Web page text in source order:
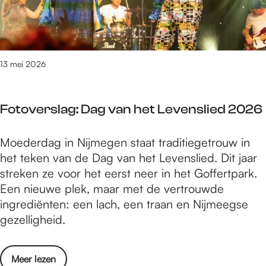
6
r
d
e
s
t
a
t
n
t
i
j
d
e
s
s
t
r
o
t
o
o
r
d
e
s
r
Fotoverslag: Dag van het Levenslied 2026
13 mei 2026
F
o
t
o
v
e
s
Moederdag in Nijmegen staat traditiegetrouw in
het teken van de Dag van het Levenslied. Dit jaar
streken ze voor het eerst neer in het Goffertpark.
Een nieuwe plek, maar met de vertrouwde
ingrediënten: een lach, een traan en Nijmeegse
gezelligheid.
Meer lezen
o